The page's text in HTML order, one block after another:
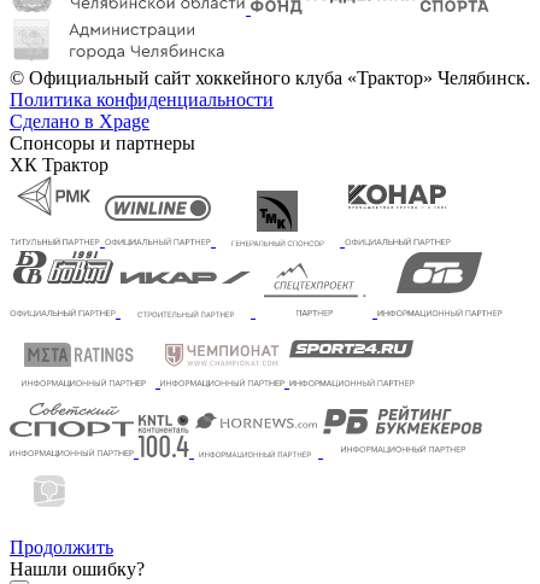
© Официальный сайт хоккейного клуба «Трактор» Челябинск.
Политика конфиденциальности
Сделано в Xpage
Спонсоры и партнеры
ХК Трактор
Продолжить
Нашли ошибку?